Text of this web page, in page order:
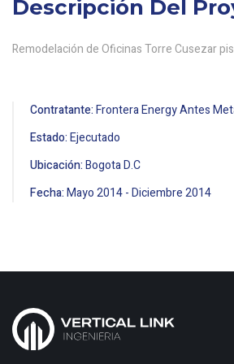
Descripción Del
Remodelación de Oficinas Torre Cusezar
Contratante:Frontera Energy Antes
Estado:Ejecutado
Ubicación:Bogota D.c
Fecha:Mayo2014-Diciembre2014